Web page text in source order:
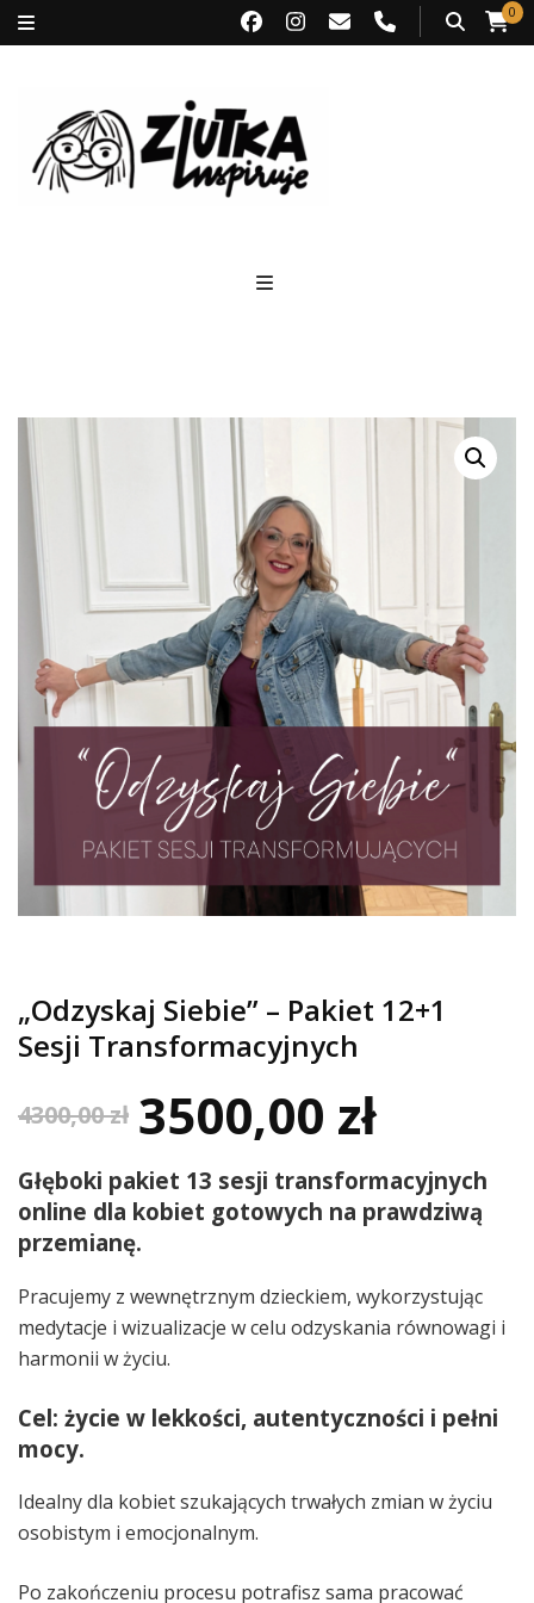
0
„Odzyskaj Siebie” – Pakiet 12+1
Sesji Transformacyjnych
4300,00zł Pierwotna
cena
wynosiła:
3500,00 złAktualna
cena
wynosi:
Głęboki pakiet 13 sesji transformacyjnych
online dla kobiet gotowych na prawdziwą
przemianę.
Pracujemy z wewnętrznym dzieckiem, wykorzystując
medytacje i wizualizacje w celu odzyskania równowagi i
harmonii w życiu.
Cel: życie w lekkości, autentyczności i pełni
mocy.
Idealny dla kobiet szukających trwałych zmian w życiu
osobistym i emocjonalnym.
Po zakończeniu procesu potrafisz sama pracować